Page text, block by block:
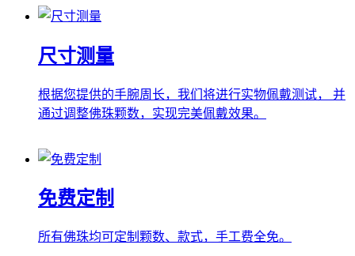
尺寸测量
根据您提供的手腕周长，我们将进行实物佩戴测试， 并
通过调整佛珠颗数，实现完美佩戴效果。
免费定制
所有佛珠均可定制颗数、款式，手工费全免。